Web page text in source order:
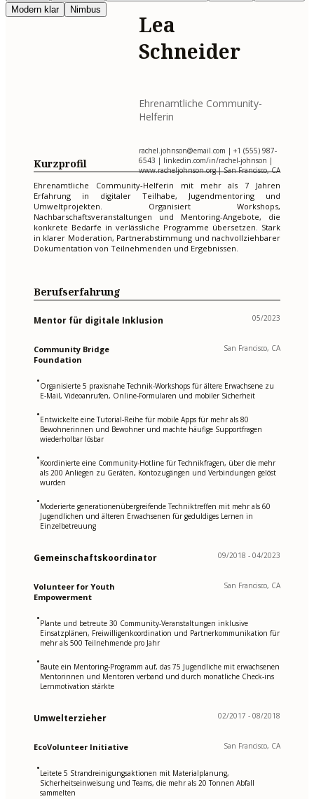
Modern klar
Nimbus
Lea
Schneider
Ehrenamtliche Community-
Helferin
rachel.johnson@email.com | +1 (555) 987-
6543 | linkedin.com/in/rachel-johnson |
www.racheljohnson.org | San Francisco, CA
Kurzprofil
Ehrenamtliche Community-Helferin mit mehr als 7 Jahren
Erfahrung in digitaler Teilhabe, Jugendmentoring und
Umweltprojekten. Organisiert Workshops,
Nachbarschaftsveranstaltungen und Mentoring-Angebote, die
konkrete Bedarfe in verlässliche Programme übersetzen. Stark
in klarer Moderation, Partnerabstimmung und nachvollziehbarer
Dokumentation von Teilnehmenden und Ergebnissen.
Berufserfahrung
Mentor für digitale Inklusion 05/2023
Community Bridge
Foundation
San Francisco, CA
•Organisierte 5 praxisnahe Technik-Workshops für ältere Erwachsene zu
E-Mail, Videoanrufen, Online-Formularen und mobiler Sicherheit
•Entwickelte eine Tutorial-Reihe für mobile Apps für mehr als 80
Bewohnerinnen und Bewohner und machte häufige Supportfragen
wiederholbar lösbar
•Koordinierte eine Community-Hotline für Technikfragen, über die mehr
als 200 Anliegen zu Geräten, Kontozugängen und Verbindungen gelöst
wurden
•Moderierte generationenübergreifende Techniktreffen mit mehr als 60
Jugendlichen und älteren Erwachsenen für geduldiges Lernen in
Einzelbetreuung
Gemeinschaftskoordinator 09/2018 - 04/2023
Volunteer for Youth
Empowerment
San Francisco, CA
•Plante und betreute 30 Community-Veranstaltungen inklusive
Einsatzplänen, Freiwilligenkoordination und Partnerkommunikation für
mehr als 500 Teilnehmende pro Jahr
•Baute ein Mentoring-Programm auf, das 75 Jugendliche mit erwachsenen
Mentorinnen und Mentoren verband und durch monatliche Check-ins
Lernmotivation stärkte
Umwelterzieher 02/2017 - 08/2018
EcoVolunteer Initiative San Francisco, CA
•Leitete 5 Strandreinigungsaktionen mit Materialplanung,
Sicherheitseinweisung und Teams, die mehr als 20 Tonnen Abfall
sammelten